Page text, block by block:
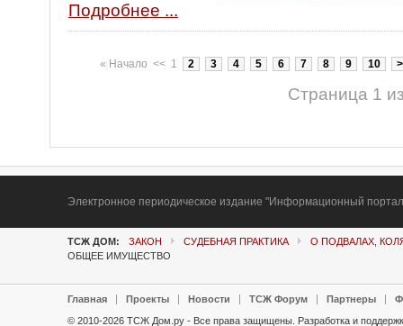
Подробнее ...
« Начало << 1 2 3 4 5 6 7 8 9 10
Страница 1
Электронное периодическое издание "Информационный
ТСЖ ДОМ: ЗАКОН СУДЕБНАЯ ПРАКТИКА
О ПОДВАЛАХ,
ОБЩЕЕ ИМУЩЕСТВО
Главная Проекты Новости ТСЖ Форум Партнеры
© 2010-2026 ТСЖ Дом.ру - Все права защищены. Разработка и